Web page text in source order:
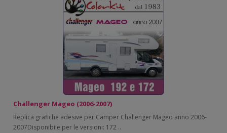
Challenger Mageo (2006-2007)
Replica grafiche adesive per Camper Challenger Mageo anno 2006-
2007Disponibile per le versioni: 172 ..